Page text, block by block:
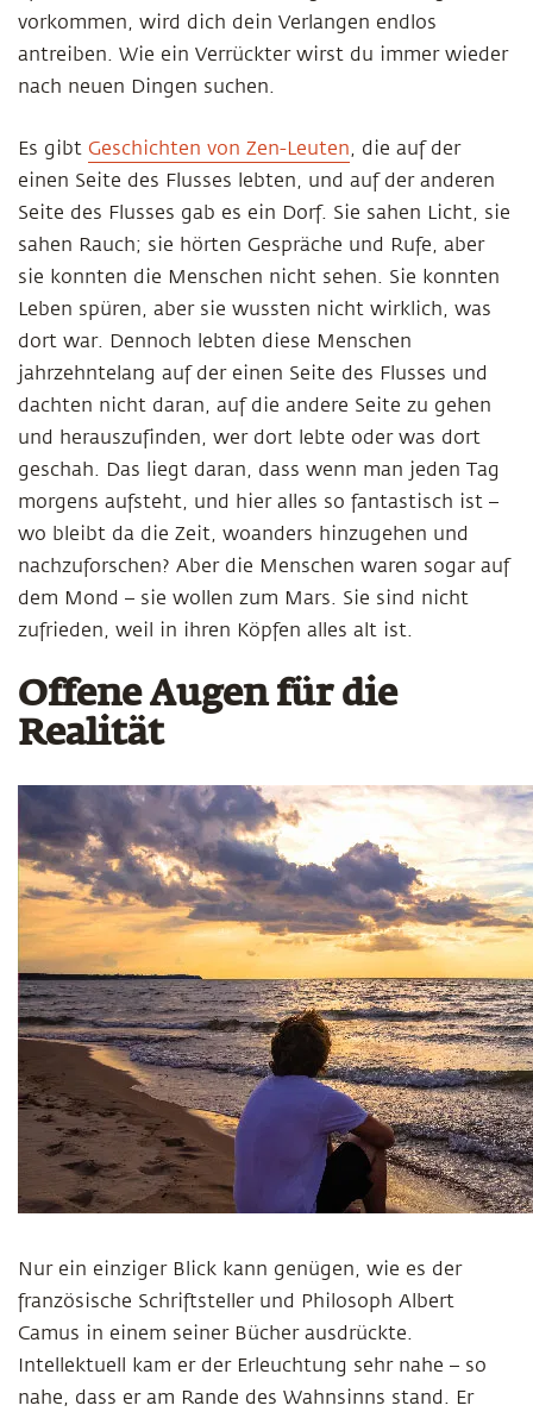
vorkommen, wird dich dein Verlangen endlos
antreiben. Wie ein Verrückter wirst du immer wieder
nach neuen Dingen suchen.
Es gibt Geschichten von Zen-Leuten, die auf der
einen Seite des Flusses lebten, und auf der anderen
Seite des Flusses gab es ein Dorf. Sie sahen Licht, sie
sahen Rauch; sie hörten Gespräche und Rufe, aber
sie konnten die Menschen nicht sehen. Sie konnten
Leben spüren, aber sie wussten nicht wirklich, was
dort war. Dennoch lebten diese Menschen
jahrzehntelang auf der einen Seite des Flusses und
dachten nicht daran, auf die andere Seite zu gehen
und herauszufinden, wer dort lebte oder was dort
geschah. Das liegt daran, dass wenn man jeden Tag
morgens aufsteht, und hier alles so fantastisch ist –
wo bleibt da die Zeit, woanders hinzugehen und
nachzuforschen? Aber die Menschen waren sogar auf
dem Mond – sie wollen zum Mars. Sie sind nicht
zufrieden, weil in ihren Köpfen alles alt ist.
Offene Augen für die
Realität
Nur ein einziger Blick kann genügen, wie es der
französische Schriftsteller und Philosoph Albert
Camus in einem seiner Bücher ausdrückte.
Intellektuell kam er der Erleuchtung sehr nahe – so
nahe, dass er am Rande des Wahnsinns stand. Er